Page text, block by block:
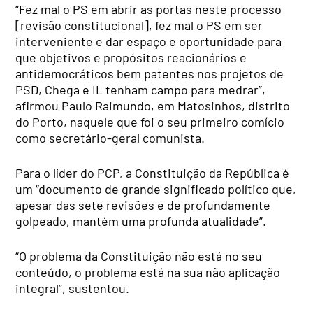
“Fez mal o PS em abrir as portas neste processo
[revisão constitucional], fez mal o PS em ser
interveniente e dar espaço e oportunidade para
que objetivos e propósitos reacionários e
antidemocráticos bem patentes nos projetos de
PSD, Chega e IL tenham campo para medrar”,
afirmou Paulo Raimundo, em Matosinhos, distrito
do Porto, naquele que foi o seu primeiro comício
como secretário-geral comunista.
Para o líder do PCP, a Constituição da República é
um “documento de grande significado político que,
apesar das sete revisões e de profundamente
golpeado, mantém uma profunda atualidade”.
“O problema da Constituição não está no seu
conteúdo, o problema está na sua não aplicação
integral”, sustentou.